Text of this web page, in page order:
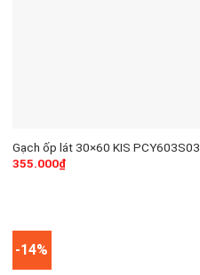
Gạch ốp lát 30×60 KIS PCY603S03
355.000₫
-14%